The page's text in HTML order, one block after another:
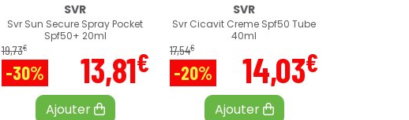
SVR
Svr Sun Secure Spray Pocket
Spf50+ 20ml
19,73€
-30% 13,81€
Ajouter
SVR
Svr Cicavit Creme Spf50 Tube
40ml
17,54€
-20% 14,03€
Ajouter